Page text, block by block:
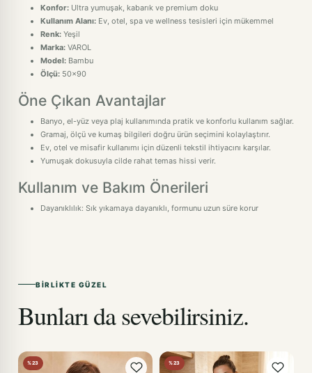
Konfor: Ultra yumuşak, kabarık ve premium doku
Kullanım Alanı: Ev, otel, spa ve wellness tesisleri için mükemmel
Renk: Yeşil
Marka: VAROL
Model: Bambu
Ölçü: 50x90
Öne Çıkan Avantajlar
Banyo, el-yüz veya plaj kullanımında pratik ve konforlu kullanım sağlar.
Gramaj, ölçü ve kumaş bilgileri doğru ürün seçimini kolaylaştırır.
Ev, otel ve misafir kullanımı için düzenli tekstil ihtiyacını karşılar.
Yumuşak dokusuyla cilde rahat temas hissi verir.
Kullanım ve Bakım Önerileri
Dayanıklılık: Sık yıkamaya dayanıklı, formunu uzun süre korur
BIRLIKTE GÜZEL
Bunları da sevebilirsiniz.
%23 %23